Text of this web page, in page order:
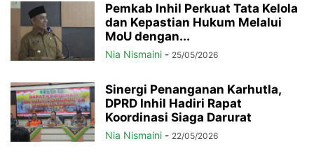
Pemkab Inhil Perkuat Tata Kelola
dan Kepastian Hukum Melalui
MoU dengan...
Nia Nismaini - 25/05/2026
Sinergi Penanganan Karhutla,
DPRD Inhil Hadiri Rapat
Koordinasi Siaga Darurat
Nia Nismaini - 22/05/2026